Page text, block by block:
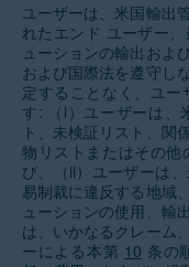
ユーザーは、米国輸出
れたエンド ユーザー
ューションの輸出およ
および国際法を遵守し
定することなく、ユー
す: （i）ユーザーは、
ト、未検証リスト、関
物リストまたはその他
び、（ii）ユーザーは
易制裁に違反する地域
ューションの使用、輸
は、いかなるクレーム
ーによる本第 10 条の